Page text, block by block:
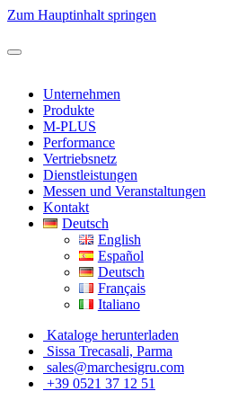
Zum Hauptinhalt springen
Unternehmen
Produkte
M-PLUS
Performance
Vertriebsnetz
Dienstleistungen
Messen und Veranstaltungen
Kontakt
Deutsch
English
Español
Deutsch
Français
Italiano
Kataloge herunterladen
Sissa Trecasali, Parma
sales@marchesigru.com
+39 0521 37 12 51